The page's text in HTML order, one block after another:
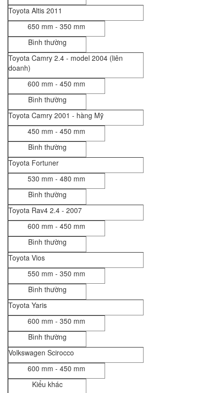
Toyota Altis 2011
650 mm - 350 mm
Bình thường
Toyota Camry 2.4 - model 2004 (liên
doanh)
600 mm - 450 mm
Bình thường
Toyota Camry 2001 - hàng Mỹ
450 mm - 450 mm
Bình thường
Toyota Fortuner
530 mm - 480 mm
Bình thường
Toyota Rav4 2.4 - 2007
600 mm - 450 mm
Bình thường
Toyota Vios
550 mm - 350 mm
Bình thường
Toyota Yaris
600 mm - 350 mm
Bình thường
Volkswagen Scirocco
600 mm - 450 mm
Kiểu khác